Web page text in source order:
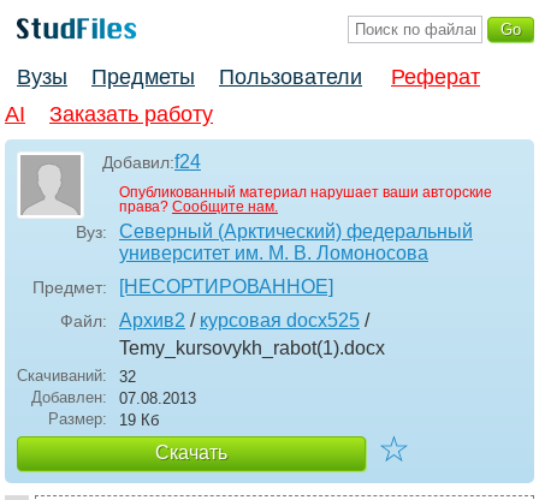
Вузы Предметы Пользователи
Реферат
AI
Заказать работу
Добавил:f24
Опубликованный материал нарушает ваши авторские
права? Сообщите нам.
Вуз:
Северный (Арктический) федеральный
университет им. М. В. Ломоносова
Предмет: [НЕСОРТИРОВАННОЕ]
Файл: Архив2 / курсовая docx525 /
Temy_kursovykh_rabot(1).docx
Скачиваний:
32
Добавлен:
07.08.2013
Размер:
19 Кб
Скачать ☆